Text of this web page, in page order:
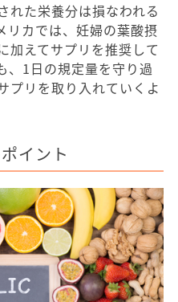
れた栄養分は損なわれる
リカでは、妊婦の葉酸摂
加えてサプリを推奨して
、1日の規定量を守り過
プリを取り入れていくよ
イント